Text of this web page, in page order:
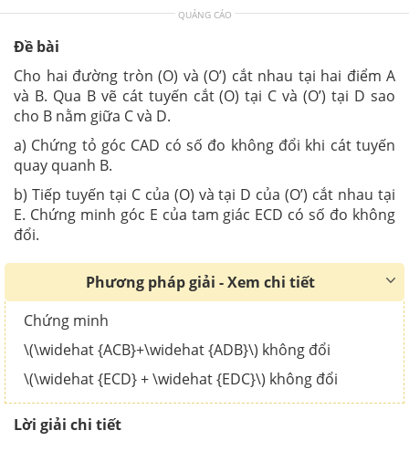
QUẢNG CÁO
Đề bài
Cho hai đường tròn (O) và (O’) cắt nhau tại hai điểm A
và B. Qua B vẽ cát tuyến cắt (O) tại C và (O’) tại D sao
cho B nằm giữa C và D.
a) Chứng tỏ góc CAD có số đo không đổi khi cát tuyến
quay quanh B.
b) Tiếp tuyến tại C của (O) và tại D của (O’) cắt nhau tại
E. Chứng minh góc E của tam giác ECD có số đo không
đổi.
Phương pháp giải - Xem chi tiết
Chứng minh
\(\widehat {ACB}+\widehat {ADB}\) không đổi
\(\widehat {ECD} + \widehat {EDC}\) không đổi
Lời giải chi tiết